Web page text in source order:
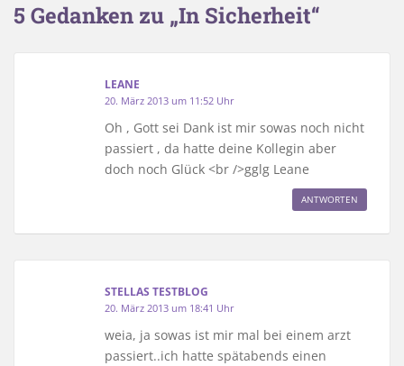
5 Gedanken zu „In Sicherheit“
LEANE
20. März 2013 um 11:52 Uhr
Oh , Gott sei Dank ist mir sowas noch nicht
passiert , da hatte deine Kollegin aber
doch noch Glück <br />gglg Leane
ANTWORTEN
STELLAS TESTBLOG
20. März 2013 um 18:41 Uhr
weia, ja sowas ist mir mal bei einem arzt
passiert..ich hatte spätabends einen